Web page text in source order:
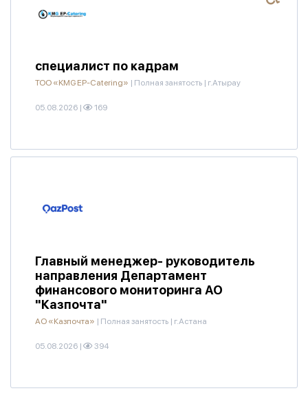
специалист по кадрам
ТОО «KMG EP-Catering» | Полная занятость | г.Атырау
05.08.2026 | 169
Главный менеджер- руководитель
направления Департамент
финансового мониторинга АО
"Казпочта"
АО «Казпочта» | Полная занятость | г.Астана
05.08.2026 | 394